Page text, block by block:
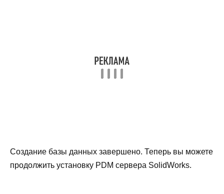
Создание базы данных завершено. Теперь вы можете
продолжить установку PDM сервера SolidWorks.